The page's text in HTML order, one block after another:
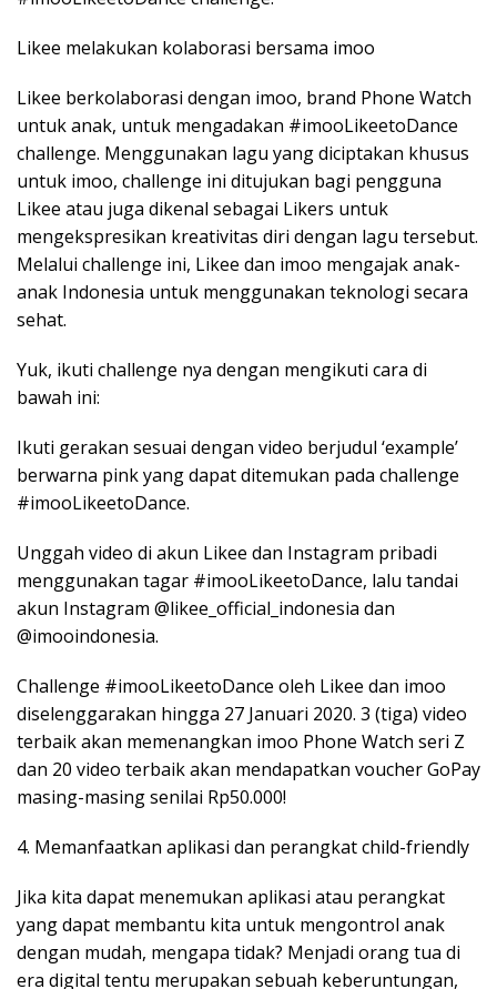
Likee melakukan kolaborasi bersama imoo
Likee berkolaborasi dengan imoo, brand Phone Watch
untuk anak, untuk mengadakan #imooLikeetoDance
challenge. Menggunakan lagu yang diciptakan khusus
untuk imoo, challenge ini ditujukan bagi pengguna
Likee atau juga dikenal sebagai Likers untuk
mengekspresikan kreativitas diri dengan lagu tersebut.
Melalui challenge ini, Likee dan imoo mengajak anak-
anak Indonesia untuk menggunakan teknologi secara
sehat.
Yuk, ikuti challenge nya dengan mengikuti cara di
bawah ini:
Ikuti gerakan sesuai dengan video berjudul ‘example’
berwarna pink yang dapat ditemukan pada challenge
#imooLikeetoDance.
Unggah video di akun Likee dan Instagram pribadi
menggunakan tagar #imooLikeetoDance, lalu tandai
akun Instagram @likee_official_indonesia dan
@imooindonesia.
Challenge #imooLikeetoDance oleh Likee dan imoo
diselenggarakan hingga 27 Januari 2020. 3 (tiga) video
terbaik akan memenangkan imoo Phone Watch seri Z
dan 20 video terbaik akan mendapatkan voucher GoPay
masing-masing senilai Rp50.000!
4. Memanfaatkan aplikasi dan perangkat child-friendly
Jika kita dapat menemukan aplikasi atau perangkat
yang dapat membantu kita untuk mengontrol anak
dengan mudah, mengapa tidak? Menjadi orang tua di
era digital tentu merupakan sebuah keberuntungan,